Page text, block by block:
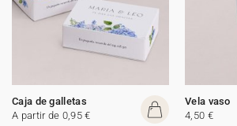
Caja de galletas
A partir de 0,95 €
Vela vaso
4,50 €